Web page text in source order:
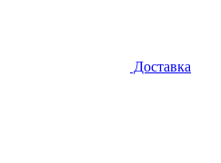
Доставка